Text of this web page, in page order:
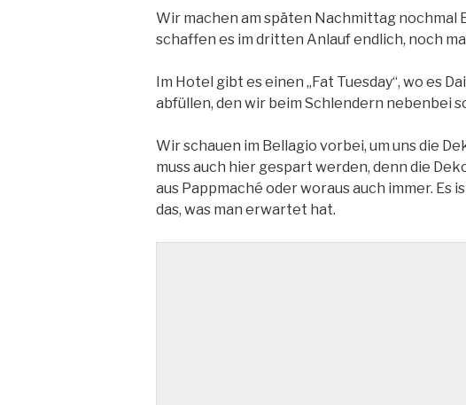
Wir machen am späten Nachmittag nochmal
schaffen es im dritten Anlauf endlich, noch
Im Hotel gibt es einen „Fat Tuesday“, wo es
abfüllen, den wir beim Schlendern nebenbei
Wir schauen im Bellagio vorbei, um uns die
muss auch hier gespart werden, denn die
aus Pappmaché oder woraus auch immer. Es
das, was man erwartet hat.